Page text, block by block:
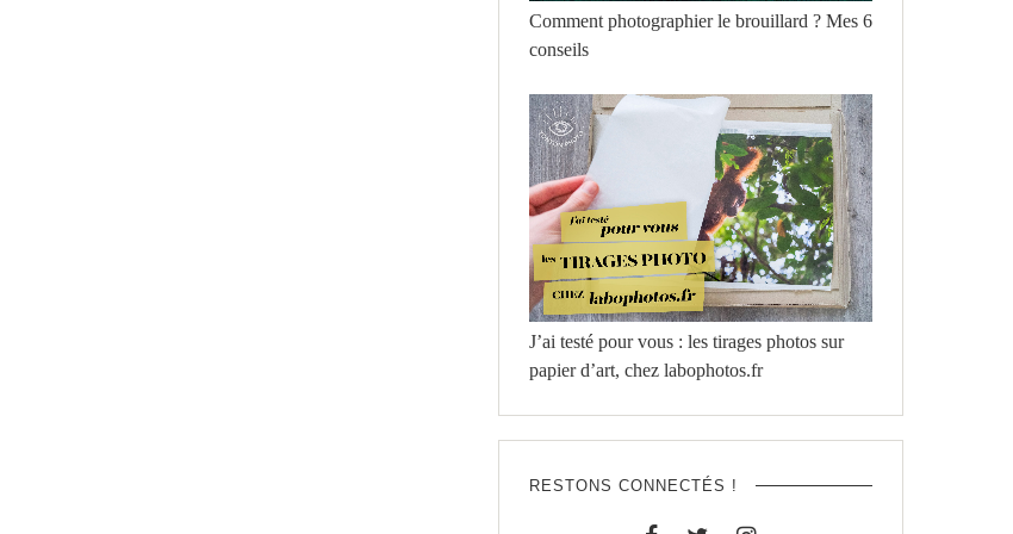
Comment photographier le brouillard ? Mes 6
conseils
J’ai testé pour vous : les tirages photos sur
papier d’art, chez labophotos.fr
RESTONS CONNECTÉS !